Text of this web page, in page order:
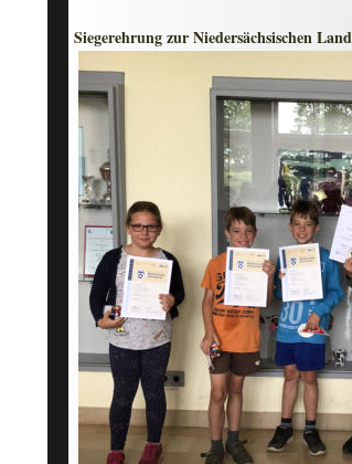
Siegerehrung zur Niedersächsischen